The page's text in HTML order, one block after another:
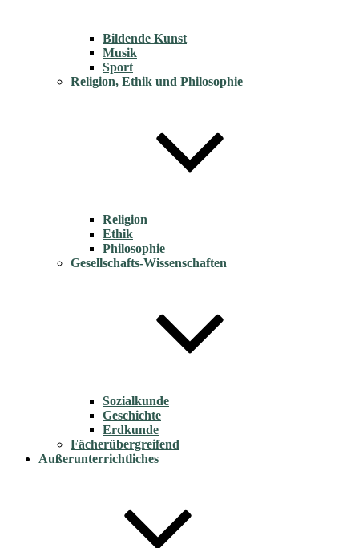
Bildende Kunst
Musik
Sport
Religion, Ethik und Philosophie
Religion
Ethik
Philosophie
Gesellschafts-Wissenschaften
Sozialkunde
Geschichte
Erdkunde
Fächerübergreifend
Außerunterrichtliches